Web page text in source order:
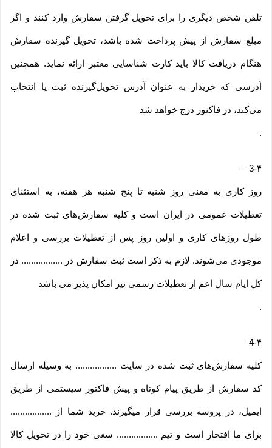
تلفن شخص دیگری را برای تحویل گرفتن سفارش وارد کنند و اگر
مبلغ سفارش از پیش پرداخت شده باشد، تحویل گیرنده سفارش
هنگام دریافت کالا باید کارت شناسایی معتبر ارائه نماید. همچنین
آدرسی که خریدار به عنوان آدرس تحویل‌گیرنده ثبت یا انتخاب
می‌کند، در فاکتور درج خواهد شد
.
3-۴–
روز کاری به معنی روز شنبه تا پنج شنبه هر هفته، به استثنای
تعطیلات عمومی در ایران است و کلیه سفارش‏‌های ثبت شده در
طول روزهای کاری و اولین روز پس از تعطیلات بررسی و اعلام
موجودی می‌‏شوند. لازم به ذکر است ثبت سفارش در ................. در
کل ایام سال اعم از تعطیلات رسمی نیز امکان پذیر می باشد
.
4-۴–
کلیه سفارش‌‏های ثبت شده در سایت ................. به وسیله ارسال
کد سفارش از طریق پیام کوتاه و پیش فاکتور سیستمی از طریق
ایمیل، در پروسه بررسی قرار میگیرند. خرید شما از .................
برای ما افتخار است و تیم ................. سعی خود را در تحویل کالا